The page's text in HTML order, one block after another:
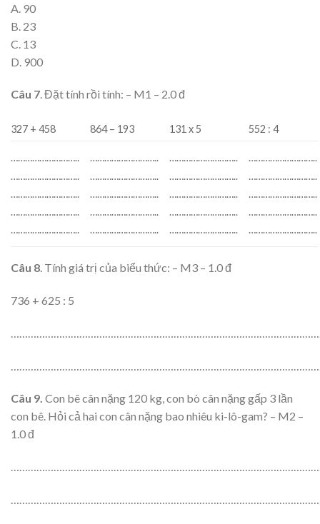
A. 90
B. 23
C. 13
D. 900
Câu 7. Đặt tính rồi tính: – M1 – 2.0 đ
327 + 458 864 – 193 131 x 5 552 : 4
………………………..
………………………..
………………………..
………………………..
………………………..
………………………..
………………………..
………………………..
………………………..
………………………..
………………………..
………………………..
………………………..
………………………..
………………………..
………………………..
………………………..
………………………..
………………………..
………………………..
Câu 8. Tính giá trị của biểu thức: – M3 – 1.0 đ
736 + 625 : 5
Câu 9. Con bê cân nặng 120 kg, con bò cân nặng gấp 3 lần
con bê. Hỏi cả hai con cân nặng bao nhiêu ki-lô-gam? – M2 –
1.0 đ